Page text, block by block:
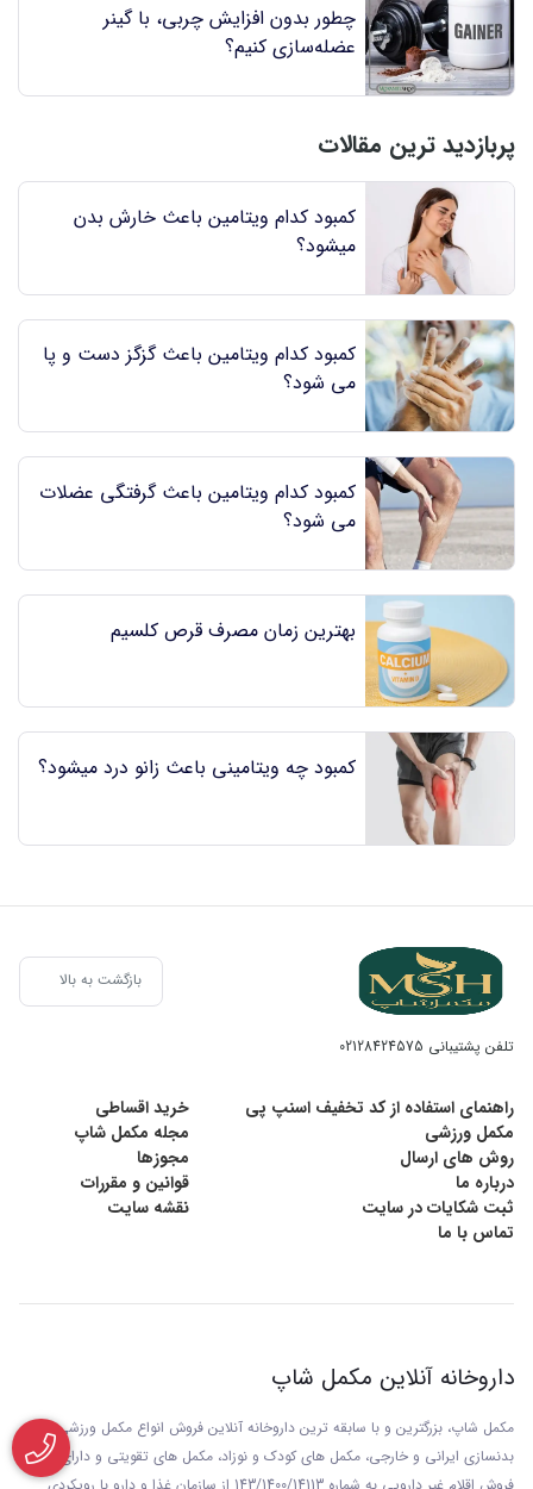
چطور بدون افزایش چربی، با گینر
عضله‌سازی کنیم؟
پربازدید ترین مقالات
کمبود کدام ویتامین باعث خارش بدن
میشود؟
کمبود کدام ویتامین باعث گزگز دست و پا
می شود؟
کمبود کدام ویتامین باعث گرفتگی عضلات
می شود؟
بهترین زمان مصرف قرص کلسیم
کمبود چه ویتامینی باعث زانو درد میشود؟
بازگشت به بالا
تلفن پشتیبانی 02128424575
راهنمای استفاده از کد تخفیف اسنپ پی
خرید اقساطی
مکمل ورزشی
مجله مکمل شاپ
روش های ارسال
مجوزها
درباره ما
قوانین و مقررات
ثبت شکایات در سایت
نقشه سایت
تماس با ما
داروخانه آنلاین مکمل شاپ
مکمل شاپ، بزرگترین و با سابقه ترین داروخانه آنلاین فروش انواع مکمل ورزشی و
بدنسازی ایرانی و خارجی، مکمل های کودک و نوزاد، مکمل های تقویتی و دارای مجوز